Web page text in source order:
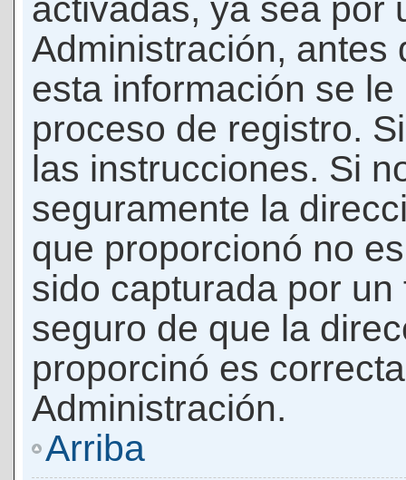
activadas, ya sea por
Administración, antes
esta información se
proceso de registro.
las instrucciones. Si
seguramente la
que proporcionó no
sido capturada por
seguro de que la
proporcinó es
Administración.
Arriba